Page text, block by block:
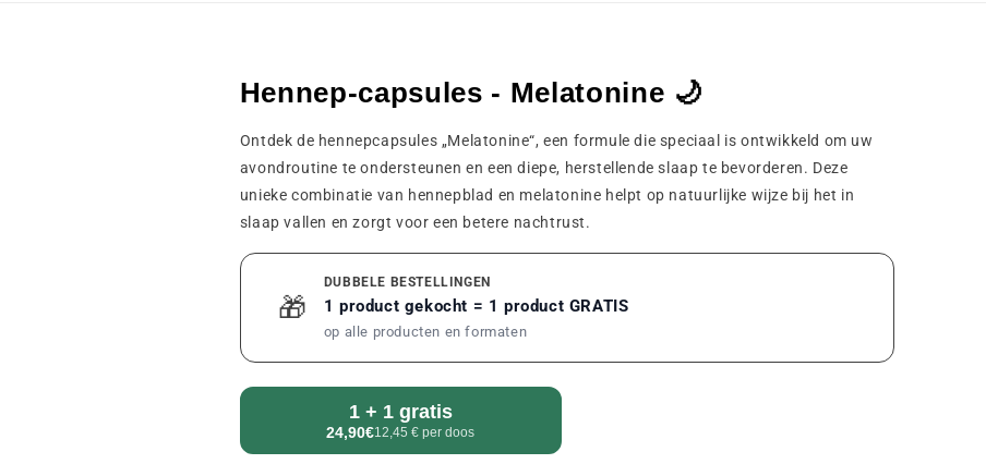
Hennep-capsules - Melatonine 🌙
Ontdek de hennepcapsules „Melatonine“, een formule die speciaal is ontwikkeld om uw
avondroutine te ondersteunen en een diepe, herstellende slaap te bevorderen. Deze
unieke combinatie van hennepblad en melatonine helpt op natuurlijke wijze bij het in
slaap vallen en zorgt voor een betere nachtrust.
🎁
DUBBELE BESTELLINGEN
1 product gekocht = 1 product GRATIS
op alle producten en formaten
1 + 1 gratis
24,90€12,45 € per doos